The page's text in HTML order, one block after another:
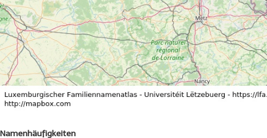
Namenhäufigkeiten